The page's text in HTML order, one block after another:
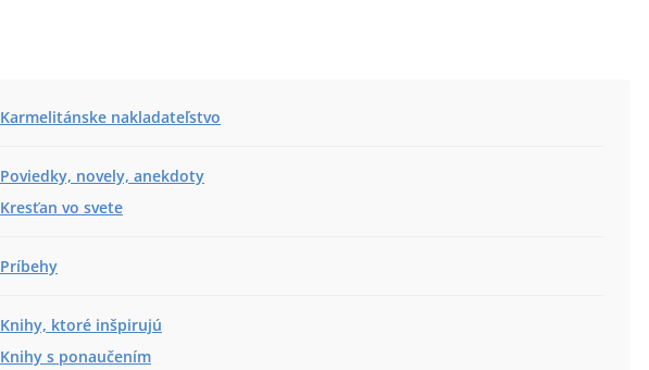
Karmelitánske nakladateľstvo
Poviedky, novely, anekdoty
Kresťan vo svete
Príbehy
Knihy, ktoré inšpirujú
Knihy s ponaučením